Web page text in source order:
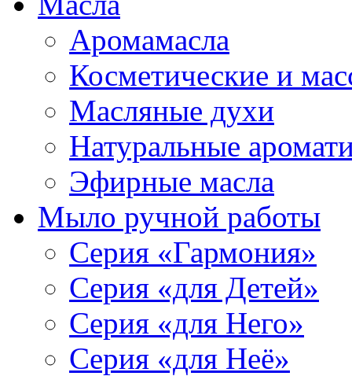
Аромамасла
Косметические и
Масляные духи
Натуральные
Эфирные масла
Мыло ручной работы
Серия «Гармония»
Серия «для Детей»
Серия «для Него»
Серия «для Неё»